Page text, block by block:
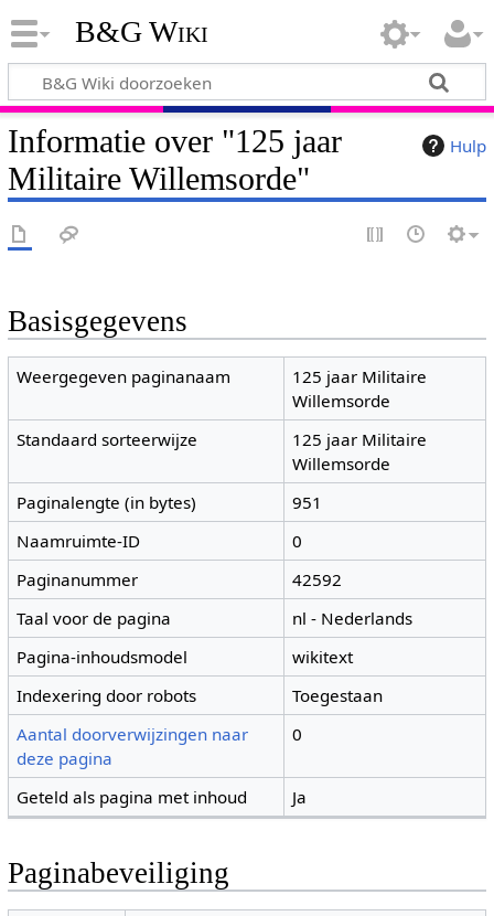
B&G Wiki
Hulp
Informatie over "125 jaar
Militaire Willemsorde"
Basisgegevens
Weergegeven paginanaam
125 jaar Militaire
Willemsorde
Standaard sorteerwijze
125 jaar Militaire
Willemsorde
Paginalengte (in bytes)
951
Naamruimte-ID
0
Paginanummer
42592
Taal voor de pagina
nl - Nederlands
Pagina-inhoudsmodel
wikitext
Indexering door robots
Toegestaan
Aantal doorverwijzingen naar
deze pagina
0
Geteld als pagina met inhoud Ja
Paginabeveiliging